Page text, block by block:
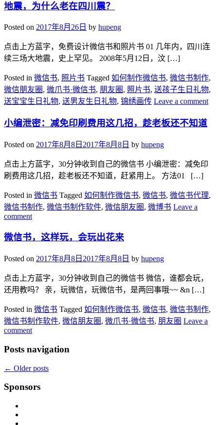
地震，为什么老在四川震？
Posted on 2017年8月26日 by hupeng
​点击上方蓝字，免费设计微信书和照片书 01 几年内，四川连
续三场大地震，史上罕见。 2008年5月12日，汶 […]
Posted in 微信书, 照片书 Tagged 如何制作微信书, 微信书制作,
微信朋友圈 , 微爪书·微信书, 朋友圈 , 照片书, 送孩子生日礼物,
送宝宝生日礼物, 送男友生日礼物, 锦绣画传 Leave a comment
小编泄密：减免印刷费用这几招，趁老板还不知道
Posted on 2017年8月8日 2017年8月8日 by hupeng
点击上方蓝字，30分钟收到自己的微信书 小编泄密：减免印
刷费用这几招，趁老板还不知道，赶紧用上。 方法01 […]
Posted in 微信书 Tagged 如何制作微信书, 微信书, 微信书代理,
微信书制作, 微信书制作软件, 微信朋友圈 , 微博书 Leave a
comment
微信书，这样玩，会玩出花来
Posted on 2017年8月8日 2017年8月8日 by hupeng
点击上方蓝字，30分钟收到自己的微信书 微信，谁都会玩，
还用教吗？ 亲，玩微信，玩微信书，是两回事哦~~ &n […]
Posted in 微信书 Tagged 如何制作微信书, 微信书, 微信书制作,
微信书制作软件, 微信朋友圈 , 微爪书·微信书, 朋友圈 Leave a
comment
Posts navigation
← Older posts
Sponsors